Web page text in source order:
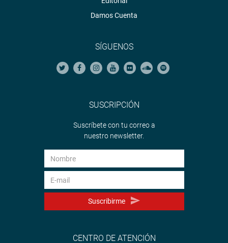
Damos Cuenta
SÍGUENOS
SUSCRIPCIÓN
Suscríbete con tu correo a
nuestro newsletter.
Suscribirme
CENTRO DE ATENCIÓN